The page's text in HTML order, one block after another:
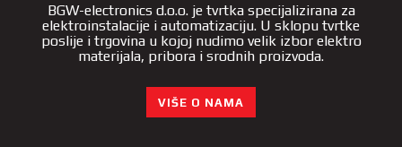
BGW-electronics d.o.o. je tvrtka specijalizirana za
elektroinstalacije i automatizaciju. U sklopu tvrtke
poslije i trgovina u kojoj nudimo velik izbor elektro
materijala, pribora i srodnih proizvoda.
VIŠE O NAMA